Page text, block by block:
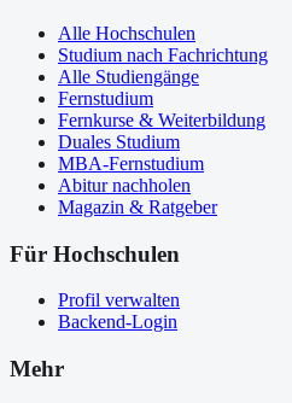
Alle Hochschulen
Studium nach Fachrichtung
Alle Studiengänge
Fernstudium
Fernkurse & Weiterbildung
Duales Studium
MBA-Fernstudium
Abitur nachholen
Magazin & Ratgeber
Für Hochschulen
Profil verwalten
Backend-Login
Mehr